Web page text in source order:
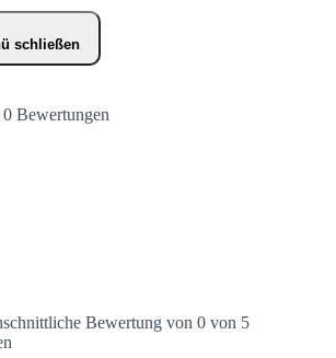
schließen
Bewertungen
Bewertung von 0 von 5